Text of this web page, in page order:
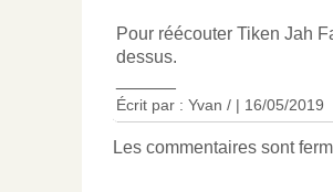
Pour réécouter Tiken Jah
dessus.
Écrit par : Yvan / | 16/05/2019
Les commentaires sont